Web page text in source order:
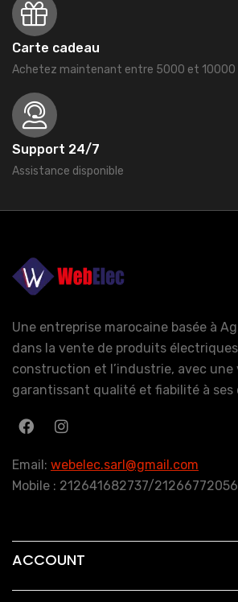
Carte cadeau
Achetez maintenant entre 5000 et 10000
Support 24/7
Assistance disponible
Une entreprise marocaine basée à
dans la vente de produits
construction et l’industrie, avec une
garantissant qualité et fiabilité à ses
Email: webelec.sarl@gmail.com
Mobile : 212641682737/
ACCOUNT